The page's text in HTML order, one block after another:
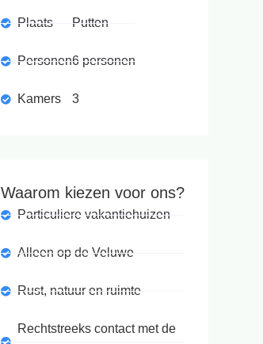
Plaats
Personen
Kamers
Putten
6 personen
3
Waarom kiezen voor ons?
Particuliere vakantiehuizen
Alleen op de Veluwe
Rust, natuur en ruimte
Rechtstreeks contact met de